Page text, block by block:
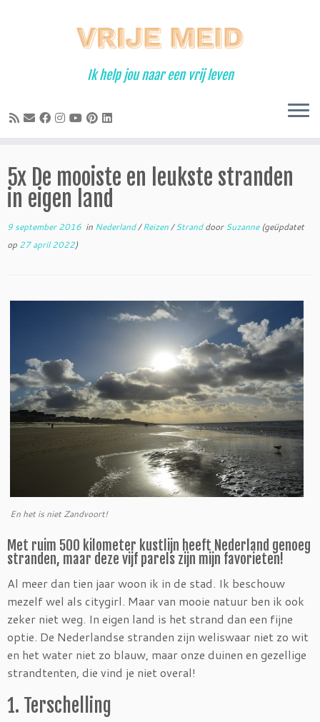
Ik help jou naar een vrij leven
5x De mooiste en leukste stranden
in eigen land
9 september 2016 in Nederland/Reizen/StranddoorSuzanne(geüpdatet
op 27 april 2022)
En het is niet Zandvoort!
Met ruim 500 kilometer kustlijn heeft Nederland genoeg
stranden, maar deze vijf parels zijn mijn favorieten!
Al meer dan tien jaar woon ik in de stad. Ik beschouw
mezelf wel als citygirl. Maar van mooie natuur ben ik ook
zeker niet weg. In eigen land is het strand dan een fijne
optie. De Nederlandse stranden zijn weliswaar niet zo wit
en het water niet zo blauw, maar onze duinen en gezellige
strandtenten, die vind je niet overal!
1. Terschelling